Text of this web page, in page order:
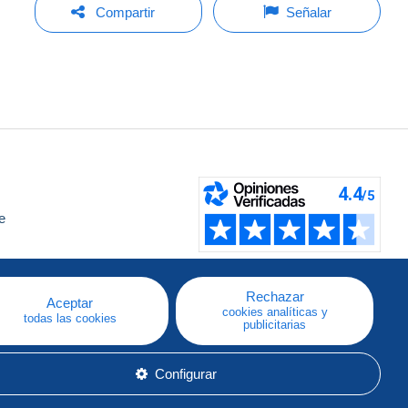
Compartir Señalar
Aceptar
todas las cookies
Rechazar
cookies analíticas y
publicitarias
Configurar